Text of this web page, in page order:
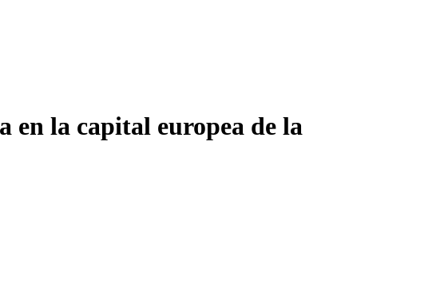
en la capital europea de la